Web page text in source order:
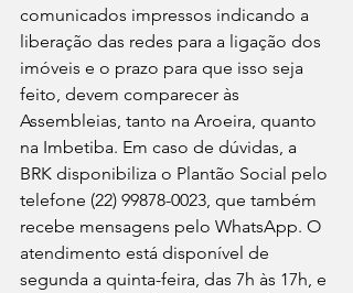
comunicados impressos indicando a
liberação das redes para a ligação dos
imóveis e o prazo para que isso seja
feito, devem comparecer às
Assembleias, tanto na Aroeira, quanto
na Imbetiba. Em caso de dúvidas, a
BRK disponibiliza o Plantão Social pelo
telefone (22) 99878-0023, que também
recebe mensagens pelo WhatsApp. O
atendimento está disponível de
segunda a quinta-feira, das 7h às 17h, e